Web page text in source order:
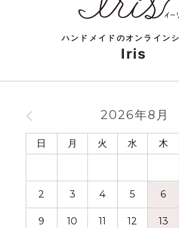
ハンドメイドのオンライン
Iris
2026年8月
日 月 火 水 木
2 3 4 5 6
9 10 11 12 13